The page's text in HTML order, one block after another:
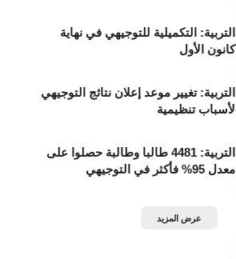
التربية: التكميلية للتوجيهي في نهاية
كانون الأول
التربية: تغيير موعد إعلان نتائج التوجيهي
لأسباب تنظيمية
التربية: 4481 طالبا وطالبة حصلوا على
معدل 95% فأكثر في التوجيهي
عرض المزيد